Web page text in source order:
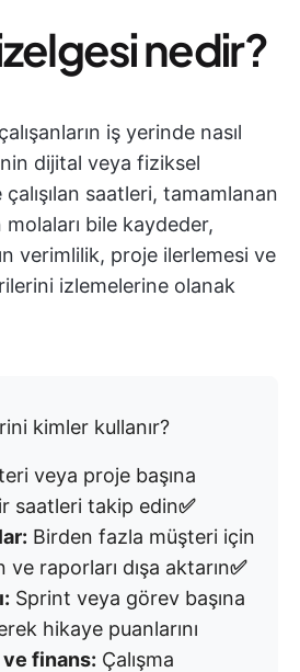
nedir?
iş yerinde nasıl
dijital veya fiziksel
çalışılan saatleri, tamamlanan
bile kaydeder,
verimlilik, proje ilerlemesi ve
izlemelerine olanak
kimler kullanır?
veya proje başına
saatleri takip edin✅
Birden fazla müşteri için
ve raporları dışa aktarın✅
Sprint veya görev başına
hikaye puanlarını
ve finans: Çalışma